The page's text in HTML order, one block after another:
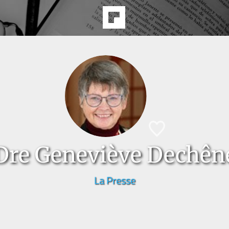
Geneviève
La Presse